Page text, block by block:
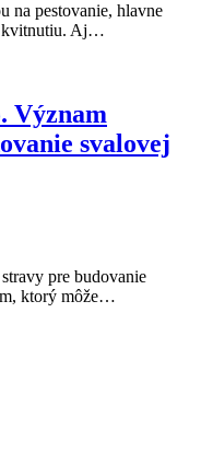
na pestovanie, hlavne
kvitnutiu. Aj…
Význam
svalovej
pre budovanie
ktorý môže…